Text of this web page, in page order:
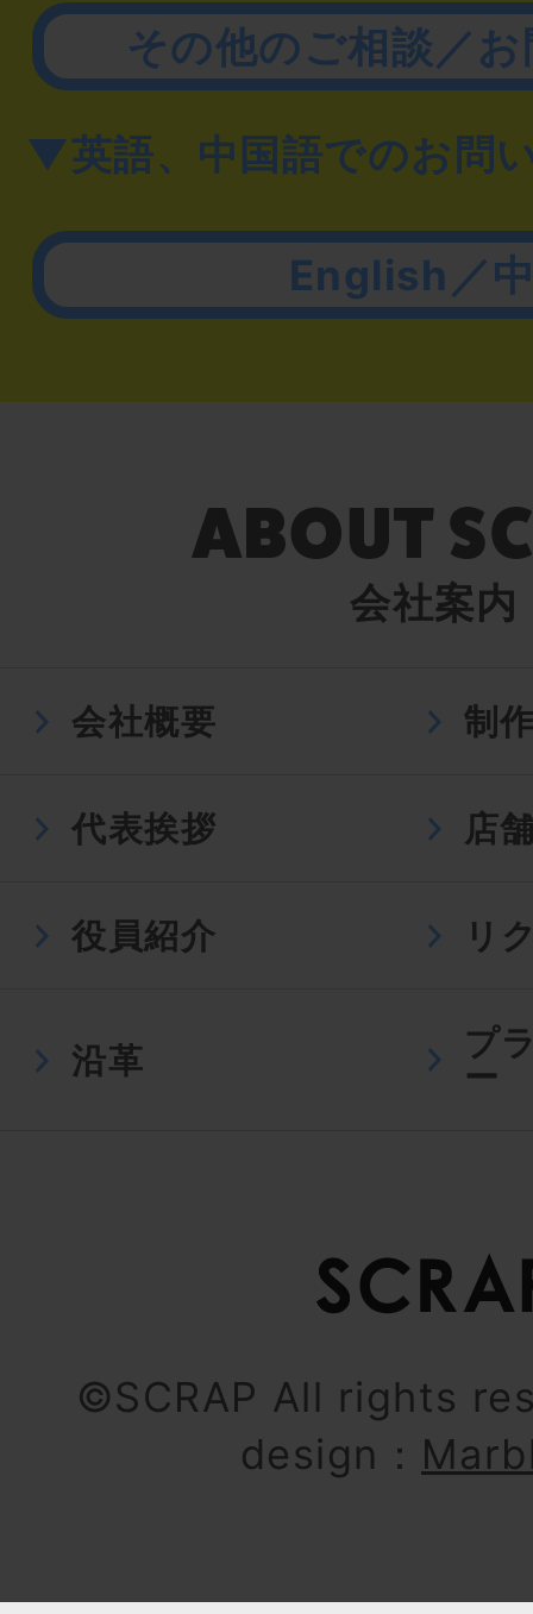
その他のご相談／
▼英語、中国語でのお問
English／
会社案内
会社概要 制
代表挨拶 店
役員紹介 リ
沿革
プ
ー
©SCRAP All rights
design：